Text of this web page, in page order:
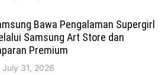
Bawa Pengalaman Supergirl
Samsung Art Store dan
Premium
July 31, 2026